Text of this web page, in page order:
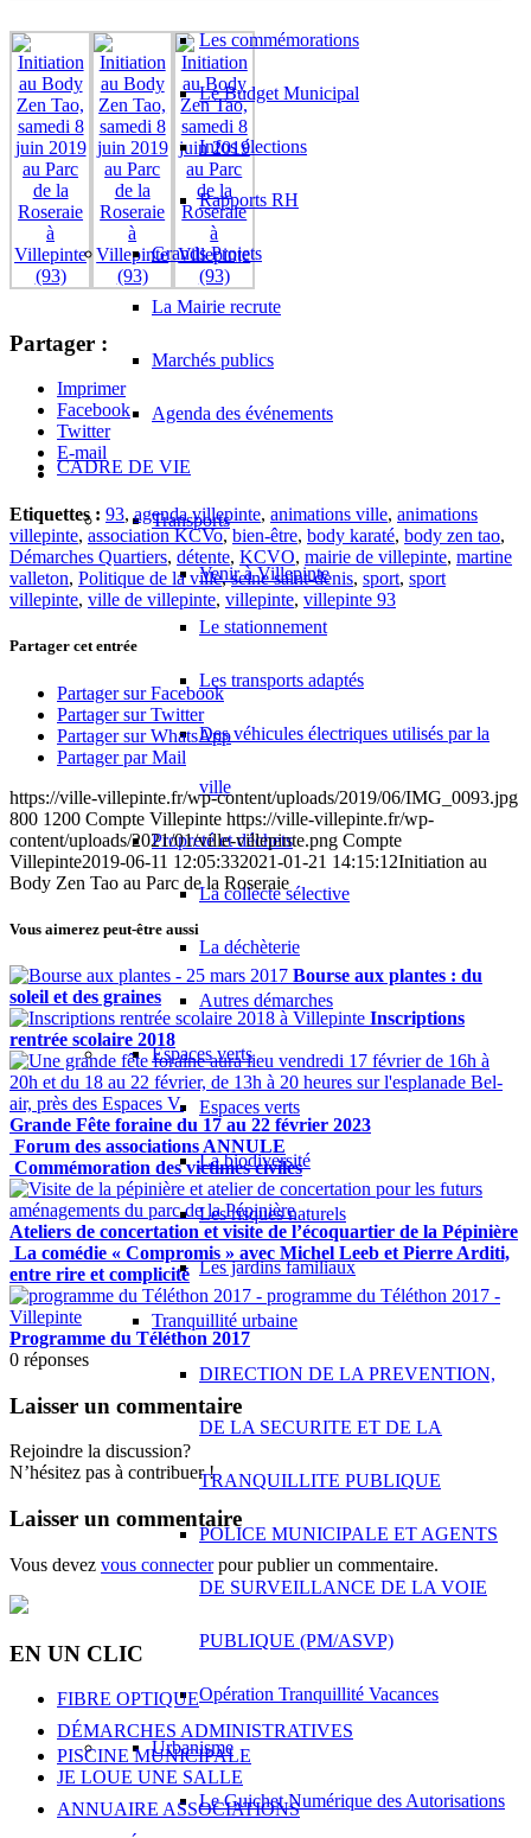
Les commémorations
Le Budget Municipal
Infos élections
Rapports RH
Grands Projets
La Mairie recrute
Marchés publics
Agenda des événements
CADRE DE VIE
Transports
Venir à Villepinte
Le stationnement
Les transports adaptés
Des véhicules électriques utilisés par la
ville
Propreté et déchets
La collecte sélective
La déchèterie
Autres démarches
Espaces verts
Espaces verts
La biodiversité
Les risques naturels
Les jardins familiaux
Tranquillité urbaine
DIRECTION DE LA PREVENTION,
DE LA SECURITE ET DE LA
TRANQUILLITE PUBLIQUE
POLICE MUNICIPALE ET AGENTS
DE SURVEILLANCE DE LA VOIE
PUBLIQUE (PM/ASVP)
Opération Tranquillité Vacances
Urbanisme
Le Guichet Numérique des Autorisations
Partager :
Imprimer
Facebook
Twitter
E-mail
Etiquettes : 93,agenda villepinte, animations ville, animations
villepinte, association KCVo,bien-être, body karaté, body zen tao,
Démarches Quartiers, détente, KCVO, mairie de villepinte, martine
valleton, Politique de la ville,seine saint-denis, sport, sport
villepinte, ville de villepinte, villepinte, villepinte 93
Partager cet entrée
Partager sur Facebook
Partager sur Twitter
Partager sur WhatsApp
Partager par Mail
https://ville-villepinte.fr/wp-content/uploads/2019/06/IMG_0093.jpg
800 1200 Compte Villepinte https://ville-villepinte.fr/wp-
content/uploads/2021/01/ville-villepinte.png Compte
Villepinte2019-06-11 12:05:332021-01-21 14:15:12Initiation au
Body Zen Tao au Parc de la Roseraie
Vous aimerez peut-être aussi
Bourse aux plantes : du
soleil et des graines
Inscriptions
rentrée scolaire 2018
Grande Fête foraine du 17 au 22 février 2023
Forum des associations ANNULE
Commémoration des victimes civiles
Ateliers de concertation et visite de l’écoquartier de la Pépinière
La comédie « Compromis » avec Michel Leeb et Pierre Arditi,
entre rire et complicité
Programme du Téléthon 2017
0 réponses
Laisser un commentaire
Rejoindre la discussion?
N’hésitez pas à contribuer !
Laisser un commentaire
Vous devez vous connecterpour publier un commentaire.
EN UN CLIC
FIBRE OPTIQUE
DÉMARCHES ADMINISTRATIVES
PISCINE MUNICIPALE
JE LOUE UNE SALLE
ANNUAIRE ASSOCIATIONS